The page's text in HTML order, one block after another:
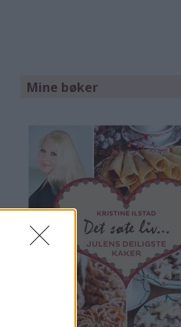
Mine bøker